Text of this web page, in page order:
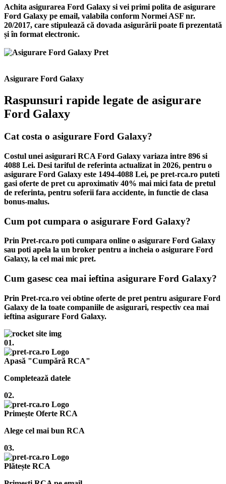
Achita asigurarea Ford Galaxy si vei primi polita de asigurare
Ford Galaxy pe email, valabila conform Normei ASF nr.
20/2017, care stipulează că dovada asigurării poate fi prezentată
și în format electronic.
Asigurare Ford Galaxy
Raspunsuri rapide legate de asigurare
Ford Galaxy
Cat costa o asigurare Ford Galaxy?
Costul unei asigurari RCA Ford Galaxy variaza intre 896 si
4088 Lei. Desi tariful de referinta actualizat in 2026, pentru o
asigurare Ford Galaxy este 1494-4088 Lei, pe pret-rca.ro puteti
gasi oferte de pret cu aproximativ 40% mai mici fata de pretul
de referinta, pentru soferii fara accidente, in functie de clasa
bonus-malus.
Cum pot cumpara o asigurare Ford Galaxy?
Prin Pret-rca.ro poti cumpara online o asigurare Ford Galaxy
sau poti apela la un broker pentru a incheia o asigurare Ford
Galaxy, la cel mai mic pret.
Cum gasesc cea mai ieftina asigurare Ford Galaxy?
Prin Pret-rca.ro vei obtine oferte de pret pentru asigurare Ford
Galaxy de la toate companiile de asigurari, respectiv cea mai
ieftina asigurare Ford Galaxy.
01.
Apasă "Cumpără RCA"
Completează datele
02.
Primește Oferte RCA
Alege cel mai bun RCA
03.
Plătește RCA